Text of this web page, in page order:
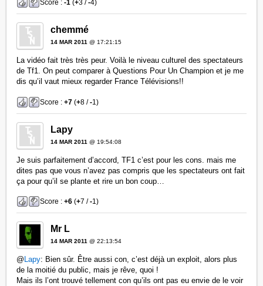
Score :-1 (+3 /-4)
chemmé
14 MAR 2011 @ 17:21:15
La vidéo fait très très peur. Voilà le niveau culturel des spectateurs
de Tf1. On peut comparer à Questions Pour Un Champion et je me
dis qu’il vaut mieux regarder France Télévisions!!
Score :+7 (+8 /-1)
Lapy
14 MAR 2011 @ 19:54:08
Je suis parfaitement d’accord, TF1 c’est pour les cons. mais me
dites pas que vous n’avez pas compris que les spectateurs ont fait
ça pour qu’il se plante et rire un bon coup…
Score :+6 (+7 /-1)
Mr L
14 MAR 2011 @ 22:13:54
@ Lapy: Bien sûr. Être aussi con, c’est déjà un exploit, alors plus
de la moitié du public, mais je rêve, quoi !
Mais ils l’ont trouvé tellement con qu’ils ont pas eu envie de le voir